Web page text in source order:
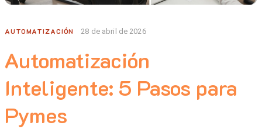
AUTOMATIZACIÓN 28 de abril de 2026
Automatización
Inteligente: 5 Pasos para
Pymes